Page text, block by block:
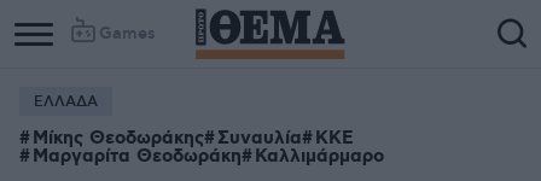
Games
ΕΛΛΑΔΑ
Μίκης Θεοδωράκης Συναυλία ΚΚΕ
Μαργαρίτα Θεοδωράκη Καλλιμάρμαρο